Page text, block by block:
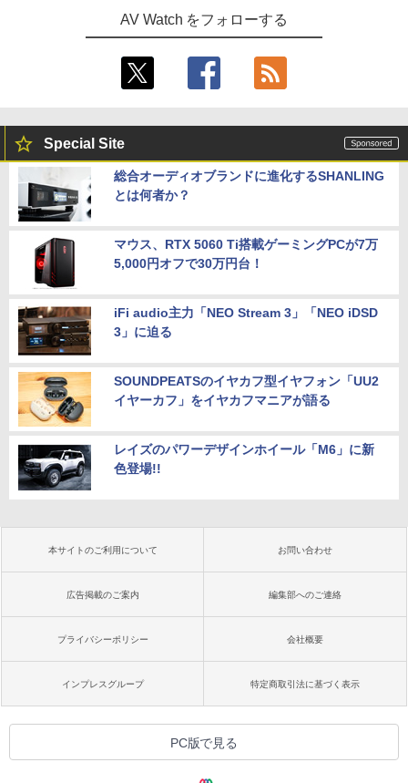
AV Watch をフォローする
Special Site
総合オーディオブランドに進化するSHANLING
とは何者か？
マウス、RTX 5060 Ti搭載ゲーミングPCが7万
5,000円オフで30万円台！
iFi audio主力「NEO Stream 3」「NEO iDSD
3」に迫る
SOUNDPEATSのイヤカフ型イヤフォン「UU2
イヤーカフ」をイヤカフマニアが語る
レイズのパワーデザインホイール「M6」に新
色登場!!
本サイトのご利用について お問い合わせ
広告掲載のご案内 編集部へのご連絡
プライバシーポリシー 会社概要
インプレスグループ 特定商取引法に基づく表示
PC版で見る